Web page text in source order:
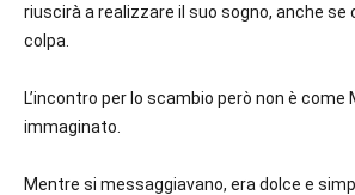
riuscirà a realizzare il suo sogno, anche se
colpa.
L’incontro per lo scambio però non è come
immaginato.
Mentre si messaggiavano, era dolce e